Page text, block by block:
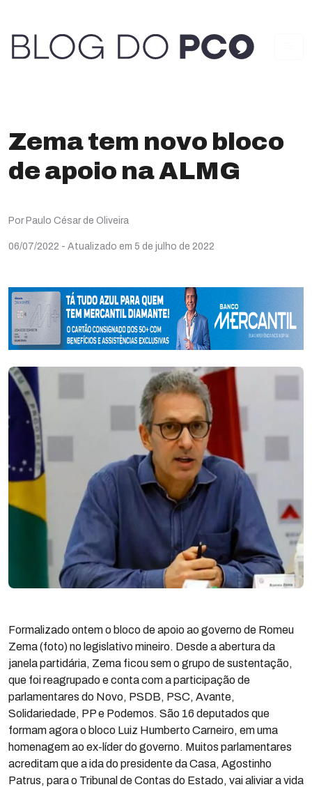
Zema tem novo bloco
de apoio na ALMG
Por Paulo César de Oliveira
06/07/2022 - Atualizado em 5 de julho de 2022
Formalizado ontem o bloco de apoio ao governo de Romeu
Zema (foto) no legislativo mineiro. Desde a abertura da
janela partidária, Zema ficou sem o grupo de sustentação,
que foi reagrupado e conta com a participação de
parlamentares do Novo, PSDB, PSC, Avante,
Solidariedade, PP e Podemos. São 16 deputados que
formam agora o bloco Luiz Humberto Carneiro, em uma
homenagem ao ex-líder do governo. Muitos parlamentares
acreditam que a ida do presidente da Casa, Agostinho
Patrus, para o Tribunal de Contas do Estado, vai aliviar a vida